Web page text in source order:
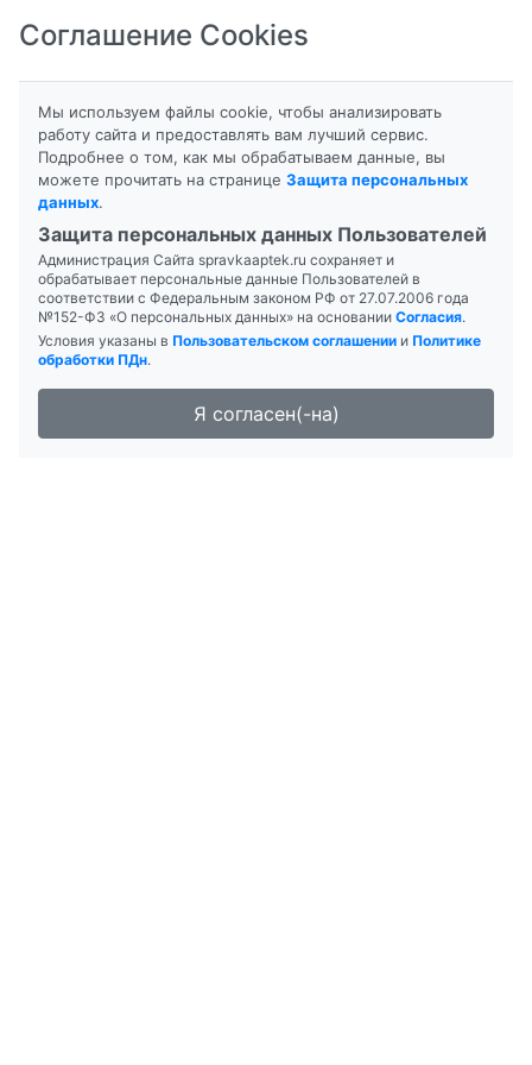
8-800-201-50-81 |8 (4712) 58-80-80
Соглашение Cookies
Мы используем файлы cookie, чтобы анализировать
работу сайта и предоставлять вам лучший сервис.
Подробнее о том, как мы обрабатываем данные, вы
можете прочитать на странице Защита персональных
данных.
Защита персональных данных Пользователей
Администрация Сайта spravkaaptek.ru сохраняет и
обрабатывает персональные данные Пользователей в
соответствии с Федеральным законом РФ от 27.07.2006 года
№152-ФЗ «О персональных данных» на основании Согласия.
Условия указаны в Пользовательском соглашении и Политике
обработки ПДн.
Я согласен(-на)
Главная
Поиск лекарств
Аптека "Планета здоровья" 24 Часа